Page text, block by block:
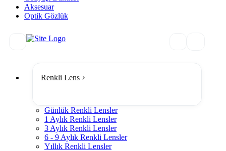
Aksesuar
Optik Gözlük
Renkli Lens
Günlük Renkli Lensler
1 Aylık Renkli Lensler
3 Aylık Renkli Lensler
6 - 9 Aylık Renkli Lensler
Yıllık Renkli Lensler